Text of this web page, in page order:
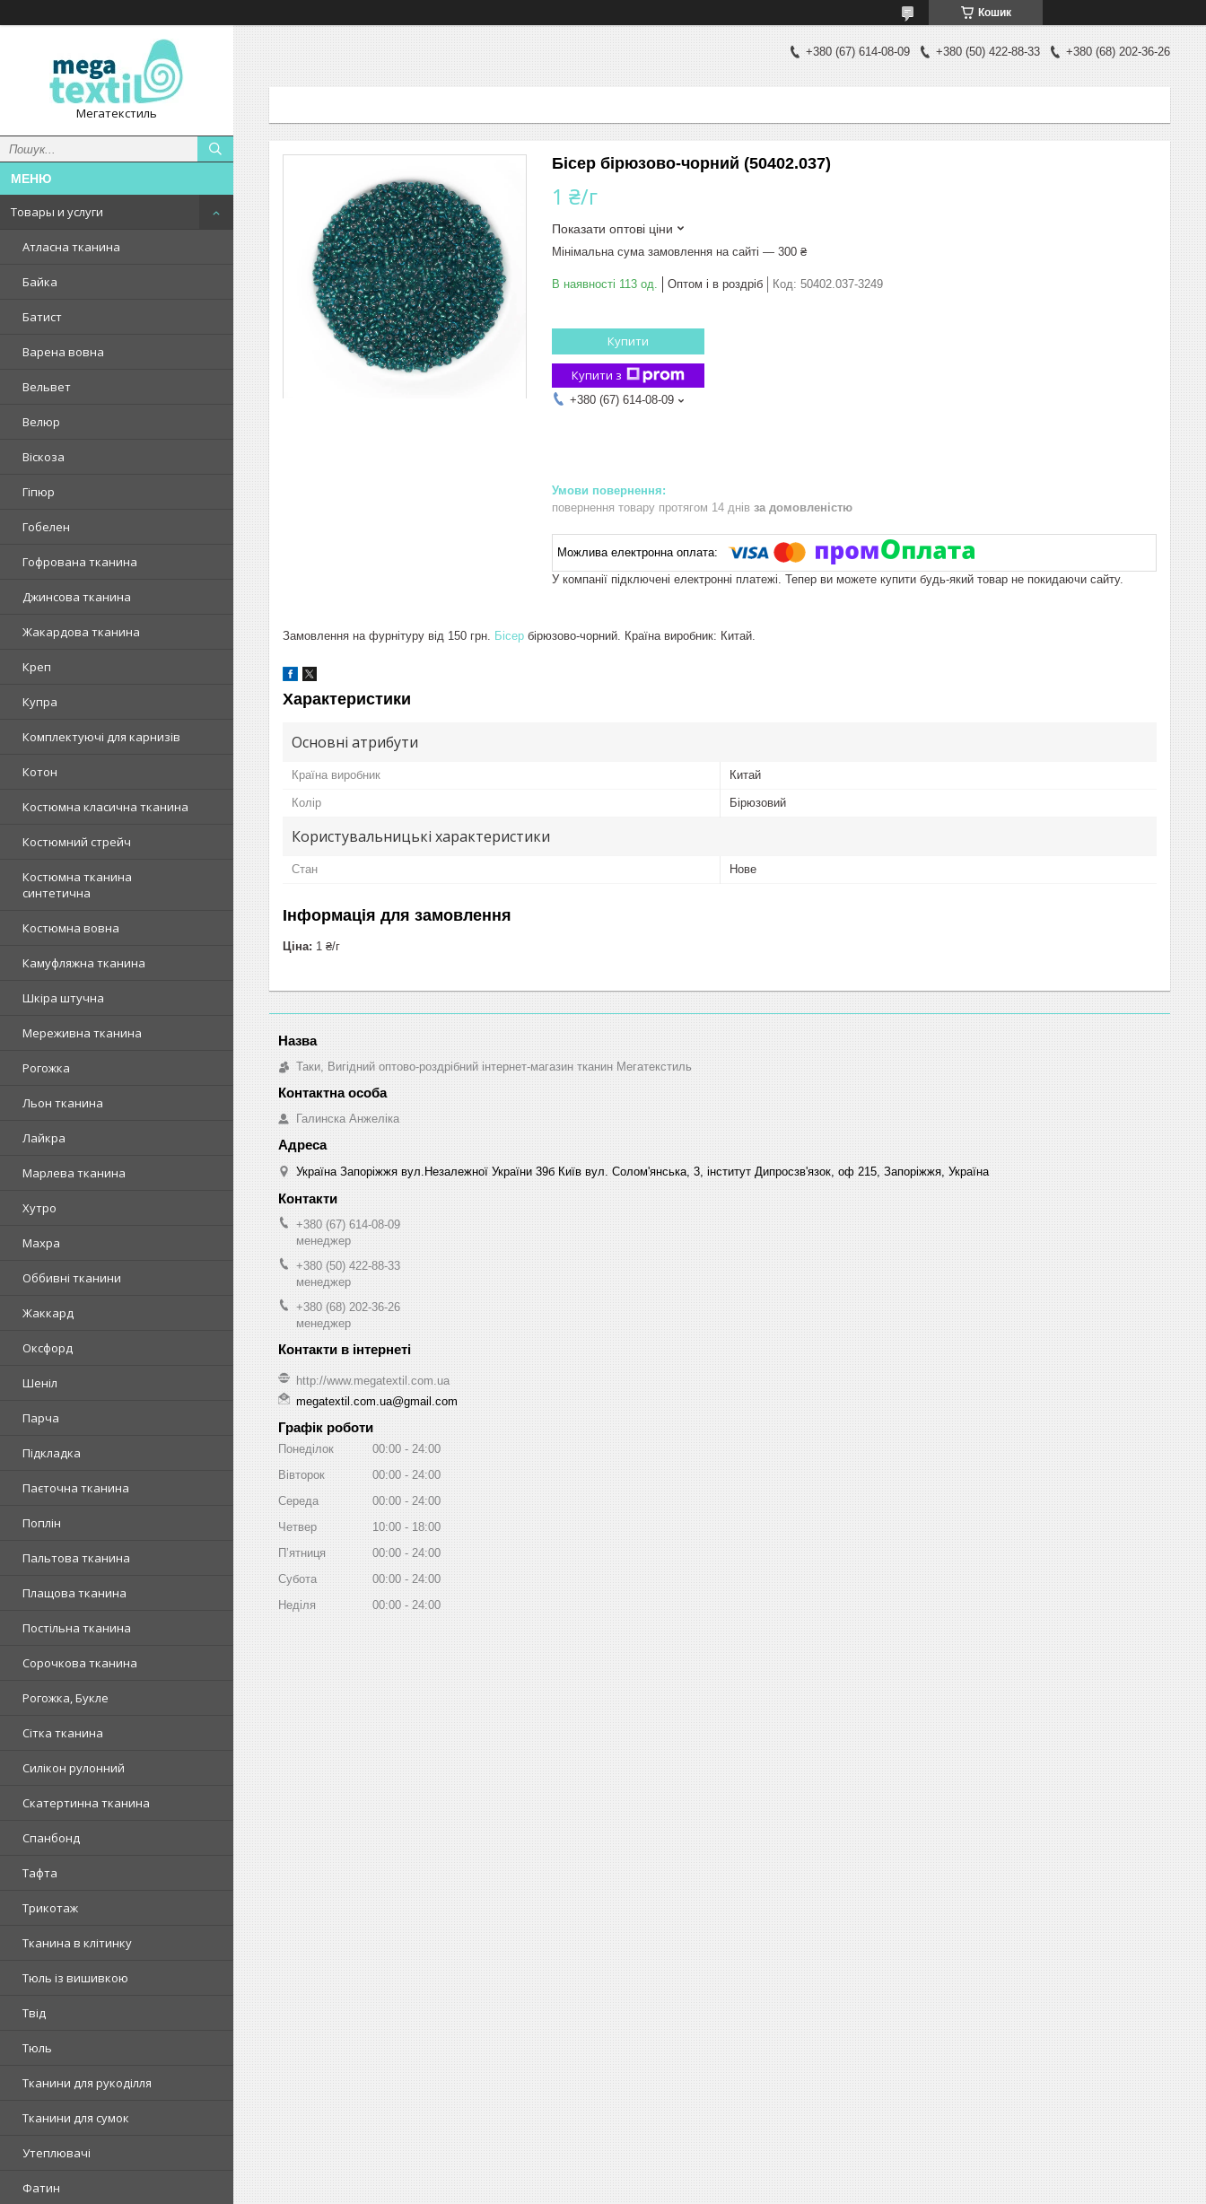
Кошик
Мегатекстиль
Товары и услуги
Атласна тканина
Байка
Батист
Варена вовна
Вельвет
Велюр
Віскоза
Гіпюр
Гобелен
Гофрована тканина
Джинсова тканина
Жакардова тканина
Креп
Купра
Комплектуючі для карнизів
Котон
Костюмна класична тканина
Костюмний стрейч
Костюмна тканина
синтетична
Костюмна вовна
Камуфляжна тканина
Шкіра штучна
Мереживна тканина
Рогожка
Льон тканина
Лайкра
Марлева тканина
Хутро
Махра
Оббивні тканини
Жаккард
Оксфорд
Шеніл
Парча
Підкладка
Паєточна тканина
Поплін
Пальтова тканина
Плащова тканина
Постільна тканина
Сорочкова тканина
Рогожка, Букле
Сітка тканина
Силікон рулонний
Скатертинна тканина
Спанбонд
Тафта
Трикотаж
Тканина в клітинку
Тюль із вишивкою
Твід
Тюль
Тканини для рукоділля
Тканини для сумок
Утеплювачі
Фатин
+380 (67) 614-08-09 +380 (50) 422-88-33 +380 (68) 202-36-26
Бісер бірюзово-чорний (50402.037)
1 ₴/г
Показати оптові ціни
Мінімальна сума замовлення на сайті — 300 ₴
В наявності 113 од. Оптом і в роздріб Код: 50402.037-3249
Купити
Купити з
+380 (67) 614-08-09
повернення товару протягом 14 днів за домовленістю
У компанії підключені електронні платежі. Тепер ви можете купити будь-який товар не покидаючи сайту.
Замовлення на фурнітуру від 150 грн. Бісер бірюзово-чорний. Країна виробник: Китай.
Характеристики
Основні атрибути
Країна виробник Китай
Колір Бірюзовий
Користувальницькі характеристики
Стан Нове
Інформація для замовлення
Ціна: 1 ₴/г
Таки, Вигідний оптово-роздрібний інтернет-магазин тканин Мегатекстиль
Галинска Анжеліка
Україна Запоріжжя вул.Незалежної України 39б Київ вул. Солом'янська, 3, інститут Дипросзв'язок, оф 215, Запоріжжя, Україна
+380 (67) 614-08-09
менеджер
+380 (50) 422-88-33
менеджер
+380 (68) 202-36-26
менеджер
http://www.megatextil.com.ua
megatextil.com.ua@gmail.com
Графік роботи
Понеділок 00:00
24:00
Вівторок
00:00
24:00
Середа
00:00
24:00
Четвер
10:00
18:00
Пʼятниця
00:00
24:00
Субота
00:00
24:00
Неділя
00:00 24:00